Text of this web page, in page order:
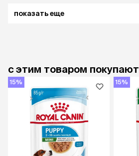
показать еще
с этим товаром покупают
15% 15%